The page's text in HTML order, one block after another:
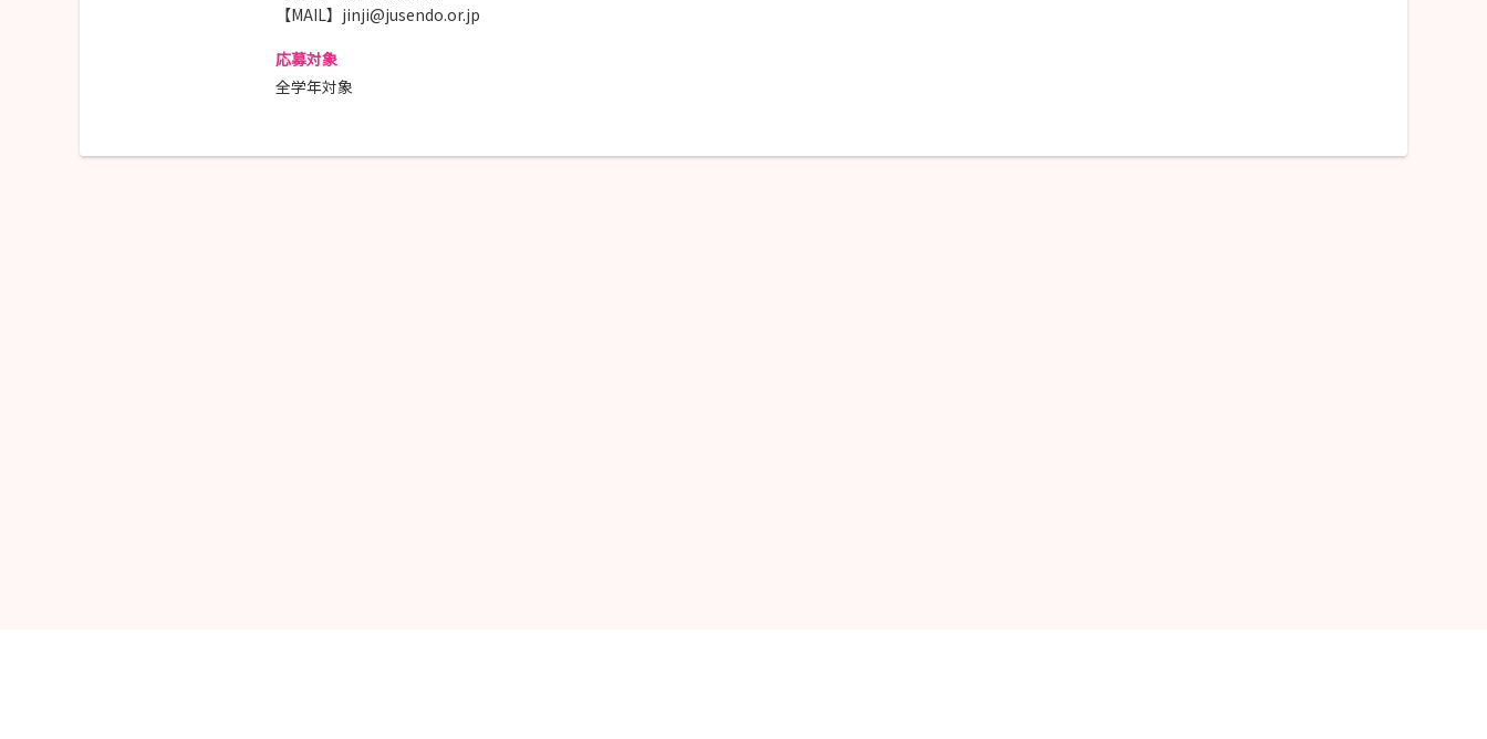
【MAIL】jinji@jusendo.or.jp
応募対象
全学年対象